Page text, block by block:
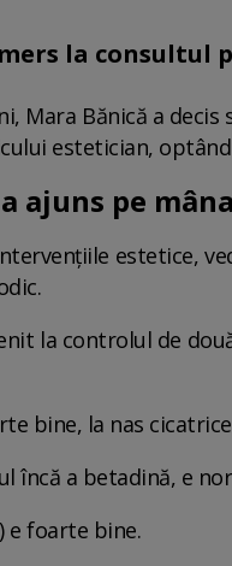
la
Mara Bănică a
estetician,
ajuns pe
estetice,
la controlul de
bine, la nas
încă a betadină, e
e foarte bine.